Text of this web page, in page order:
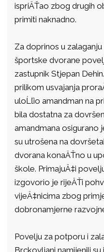
ispriÄŤao zbog drugih
primiti naknadno.
Za doprinos u
športske dvorane
zastupnik Stjepan
prilikom usvajanja
uloĹľio amandman na
bila dostatna za
amandmana osigurano
su utrošena na
dvorana konaÄŤno u
škole. PrimajuÄ‡i
izgovorio je rijeÄŤi
vijeÄ‡nicima zbog
dobronamjerne
Povelju za potporu i
Brckovljani namijenili su